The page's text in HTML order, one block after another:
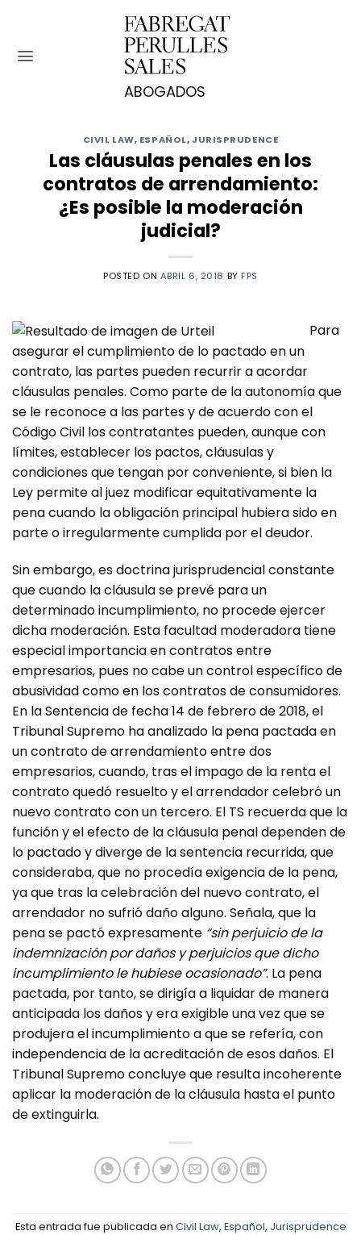
contenido
CIVIL LAW, ESPAÑOL,JURISPRUDENCE
Las cláusulas penales en los
contratos de arrendamiento:
¿Es posible la moderación
judicial?
POSTED ON ABRIL 6, 2018 BY FPS
Para
asegurar el cumplimiento de lo pactado en un
contrato, las partes pueden recurrir a acordar
cláusulas penales. Como parte de la autonomía que
se le reconoce a las partes y de acuerdo con el
Código Civil los contratantes pueden, aunque con
límites, establecer los pactos, cláusulas y
condiciones que tengan por conveniente, si bien la
Ley permite al juez modificar equitativamente la
pena cuando la obligación principal hubiera sido en
parte o irregularmente cumplida por el deudor.
Sin embargo, es doctrina jurisprudencial constante
que cuando la cláusula se prevé para un
determinado incumplimiento, no procede ejercer
dicha moderación. Esta facultad moderadora tiene
especial importancia en contratos entre
empresarios, pues no cabe un control específico de
abusividad como en los contratos de consumidores.
En la Sentencia de fecha 14 de febrero de 2018, el
Tribunal Supremo ha analizado la pena pactada en
un contrato de arrendamiento entre dos
empresarios, cuando, tras el impago de la renta el
contrato quedó resuelto y el arrendador celebró un
nuevo contrato con un tercero. El TS recuerda que la
función y el efecto de la cláusula penal dependen de
lo pactado y diverge de la sentencia recurrida, que
consideraba, que no procedía exigencia de la pena,
ya que tras la celebración del nuevo contrato, el
arrendador no sufrió daño alguno. Señala, que la
pena se pactó expresamente “sin perjuicio de la
indemnización por daños y perjuicios que dicho
incumplimiento le hubiese ocasionado”. La pena
pactada, por tanto, se dirigía a liquidar de manera
anticipada los daños y era exigible una vez que se
produjera el incumplimiento a que se refería, con
independencia de la acreditación de esos daños. El
Tribunal Supremo concluye que resulta incoherente
aplicar la moderación de la cláusula hasta el punto
de extinguirla.
Esta entrada fue publicada en Civil Law, Español, Jurisprudence